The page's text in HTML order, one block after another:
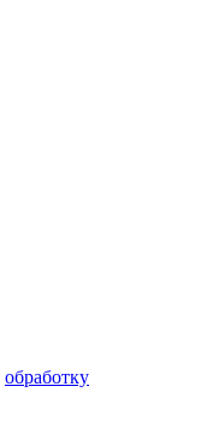
обработку